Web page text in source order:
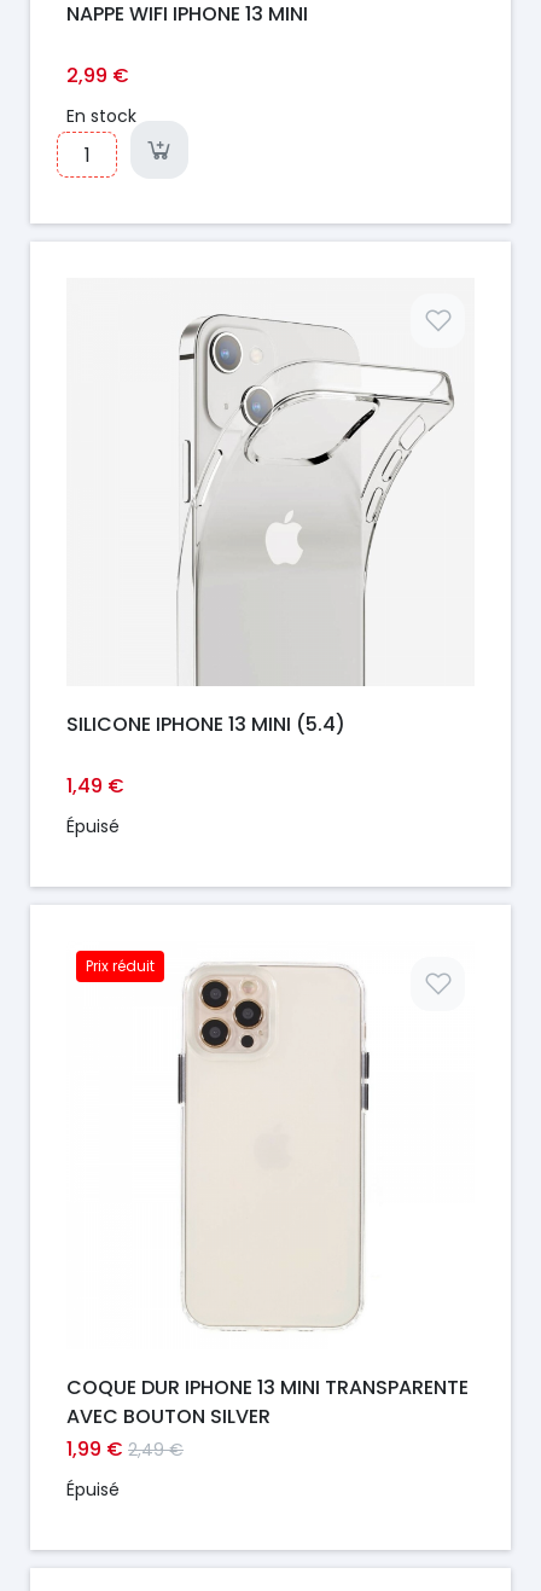
NAPPE WIFI IPHONE 13 MINI
2,99 €
En stock
SILICONE IPHONE 13 MINI (5.4)
1,49 €
Épuisé
Prix réduit
COQUE DUR IPHONE 13 MINI TRANSPARENTE
AVEC BOUTON SILVER
1,99 € 2,49 €
Épuisé